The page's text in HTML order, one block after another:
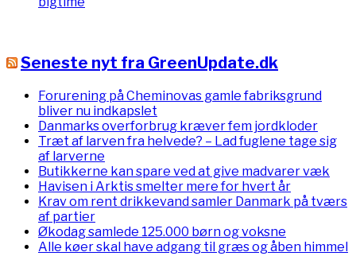
Seneste nyt fra GreenUpdate.dk
Forurening på Cheminovas gamle fabriksgrund
bliver nu indkapslet
Danmarks overforbrug kræver fem jordkloder
Træt af larven fra helvede? – Lad fuglene tage sig
af larverne
Butikkerne kan spare ved at give madvarer væk
Havisen i Arktis smelter mere for hvert år
Krav om rent drikkevand samler Danmark på tværs
af partier
Økodag samlede 125.000 børn og voksne
Alle køer skal have adgang til græs og åben himmel